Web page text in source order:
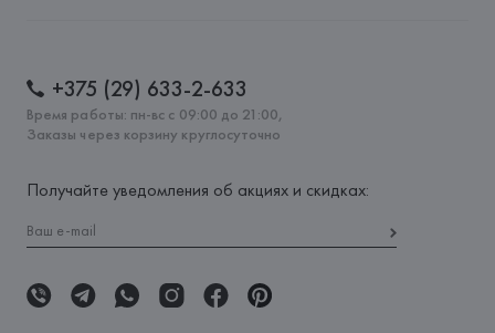
+375 (29) 633-2-633
Время работы: пн-вс с 09:00 до 21:00,
Заказы через корзину круглосуточно
Получайте уведомления об акциях и скидках: